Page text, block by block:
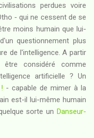
perdues voire
- qui ne cessent de se
moins humain que lui-
questionnement plus
de l'intelligence. A partir
considéré comme
artificielle ? Un
- capable de mimer à la
est-il lui-même humain
sorte un Danseur-